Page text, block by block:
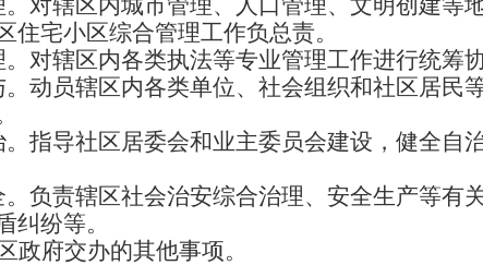
。对辖区内城市管理、人口管理、文明创建
住宅小区综合管理工作负总责。
。对辖区内各类执法等专业管理工作进行统筹
。动员辖区内各类单位、社会组织和社区居
。指导社区居委会和业主委员会建设，健全
。负责辖区社会治安综合治理、安全生产等
纠纷等。
政府交办的其他事项。